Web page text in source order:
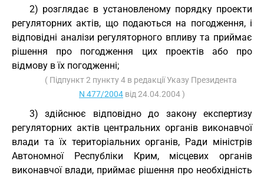
2) розглядає в установленому порядку проекти
регуляторних актів, що подаються на погодження, і
відповідні аналізи регуляторного впливу та приймає
рішення про погодження цих проектів або про
відмову в їх погодженні;
( Підпункт 2 пункту 4 в редакції Указу Президента
N 477/2004 від 24.04.2004 )
3) здійснює відповідно до закону експертизу
регуляторних актів центральних органів виконавчої
влади та їх територіальних органів, Ради міністрів
Автономної Республіки Крим, місцевих органів
виконавчої влади, приймає рішення про необхідність